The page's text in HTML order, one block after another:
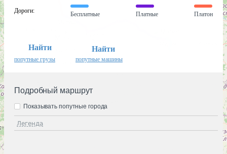
Дороги:
Бесплатные Платные Платон
Найти
попутные грузы
Найти
попутные машины
Подробный маршрут
Легенда
Показывать попутные города